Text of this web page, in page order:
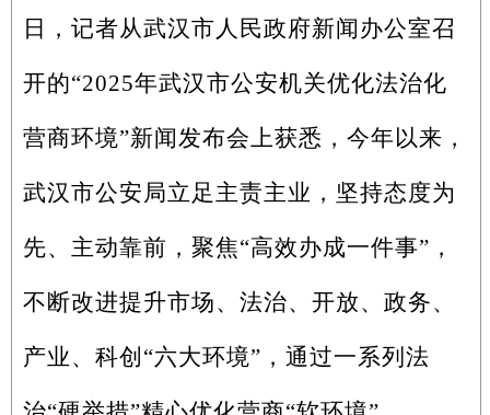
日，记者从武汉市人民政府新闻办公室召
开的“2025年武汉市公安机关优化法治化
营商环境”新闻发布会上获悉，今年以来，
武汉市公安局立足主责主业，坚持态度为
先、主动靠前，聚焦“高效办成一件事”，
不断改进提升市场、法治、开放、政务、
产业、科创“六大环境”，通过一系列法